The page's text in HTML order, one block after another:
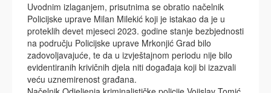
Uvodnim izlaganjem, prisutnima se obratio načelnik
Policijske uprave Milan Milekić koji je istakao da je u
proteklih devet mjeseci 2023. godine stanje bezbjednosti
na području Policijske uprave Mrkonjić Grad bilo
zadovoljavajuće, te da u izvještajnom periodu nije bilo
evidentiranih krivičnih djela niti događaja koji bi izazvali
veću uznemirenost građana.